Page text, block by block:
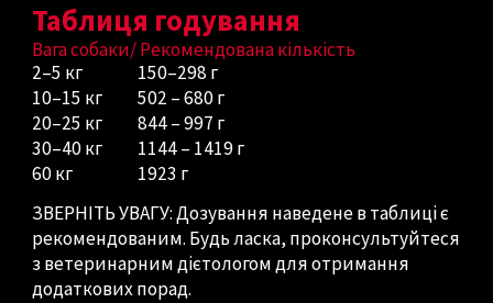
Таблиця годування
Вага собаки/Рекомендована кількість
2–5 кг
150–298 г
10–15 кг
502 –680г
20–25 кг
844–997 г
30–40 кг
1144– 1419 г
60 кг
1923 г
ЗВЕРНІТЬ УВАГУ: Дозування наведене в таблиці є
рекомендованим. Будь ласка, проконсультуйтеся
з ветеринарним дієтологом для отримання
додаткових порад.